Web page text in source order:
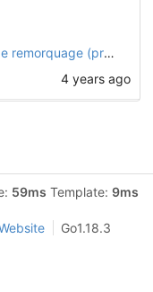
Correction du tube support de boule de remorquage (problème lors du passage en épaisseur 2mm)
4 years ago
59ms Template: 9ms
Go1.18.3